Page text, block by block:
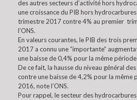
des autres secteurs d’activité hors
une croissance du PIB hors
trimestre 2017 contre 4% au premier
l’ONS.
En valeurs courantes, le PIB des trois
2017 a connu une “importante”
une baisse de 0,4% pour la même
De ce fait, la hausse du niveau général
contre une baisse de 4,2% pour la même
2016, note l’ONS.
Pour rappel, le secteur des